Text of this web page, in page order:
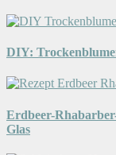
DIY:
Erdbeer-
Glas